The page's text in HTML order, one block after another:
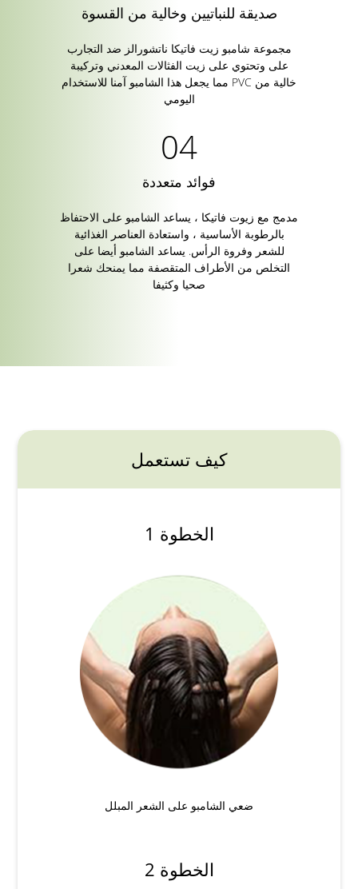
صديقة للنباتيين وخالية من القسوة
مجموعة شامبو زيت فاتيكا ناتشورالز ضد التجارب
على وتحتوي على زيت الفثالات المعدني وتركيبة
خالية من PVC مما يجعل هذا الشامبو آمنا للاستخدام
اليومي
فوائد متعددة
مدمج مع زيوت فاتيكا ، يساعد الشامبو على الاحتفاظ
بالرطوبة الأساسية ، واستعادة العناصر الغذائية
للشعر وفروة الرأس. يساعد الشامبو أيضا على
التخلص من الأطراف المتقصفة مما يمنحك شعرا
صحيا وكثيفا
كيف تستعمل
الخطوة 1
ضعي الشامبو على الشعر المبلل
الخطوة 2